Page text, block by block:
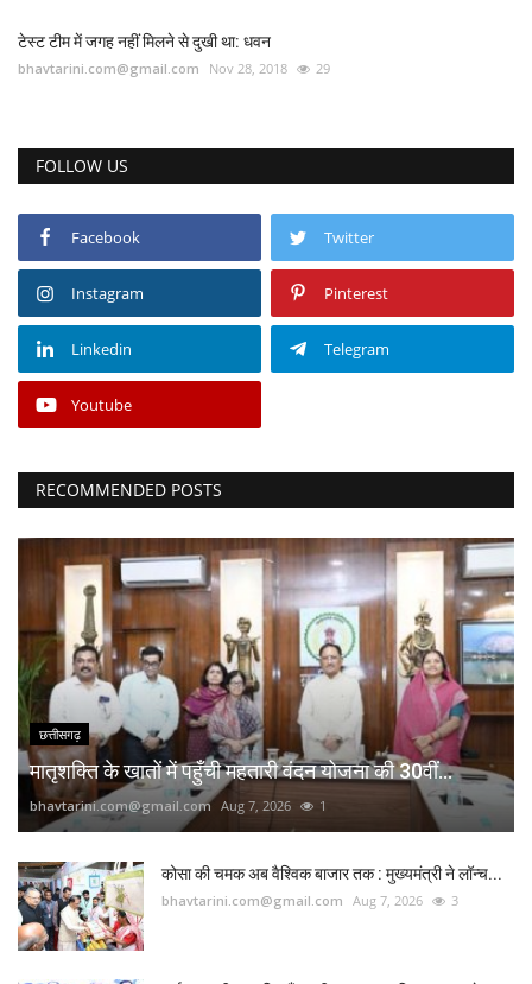
टेस्ट टीम में जगह नहीं मिलने से दुखी था: धवन
bhavtarini.com@gmail.com Nov 28, 2018 29
FOLLOW US
Facebook Twitter
Instagram Pinterest
Linkedin Telegram
Youtube
RECOMMENDED POSTS
छत्तीसगढ़
मातृशक्ति के खातों में पहुँची महतारी वंदन योजना की 30वीं...
bhavtarini.com@gmail.com Aug 7, 2026 1
कोसा की चमक अब वैश्विक बाजार तक : मुख्यमंत्री ने लॉन्च...
bhavtarini.com@gmail.com Aug 7, 2026 3